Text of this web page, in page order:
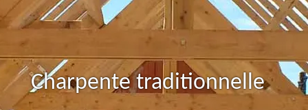
Charpente traditionnelle